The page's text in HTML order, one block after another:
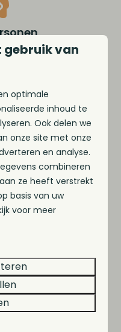
IJsselmeer
verdieping
gebruik van
optimale
inhoud te
Ook delen we
onze site met onze
en analyse.
combineren
ze heeft verstrekt
basis van uw
voor meer